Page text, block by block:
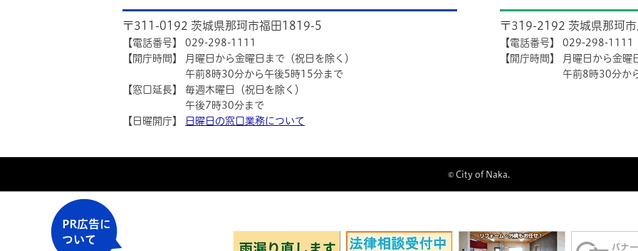
〒311-0192 茨城県那珂市福田1819-5
【電話番号】
029-298-1111
【開庁時間】
月曜日から金曜日まで（祝日を除く）
午前8時30分から午後5時15分まで
【窓口延長】
毎週木曜日（祝日を除く）
午後7時30分まで
【日曜開庁】
日曜日の窓口業務について
〒319-2192 茨城県那珂
【電話番号】
029-298-1111
【開庁時間】
月曜日から金曜
午前8時30分か
© City of Naka.
PR広告に
ついて